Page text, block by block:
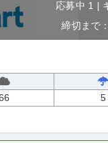
応募中 1 |
締切まで
5